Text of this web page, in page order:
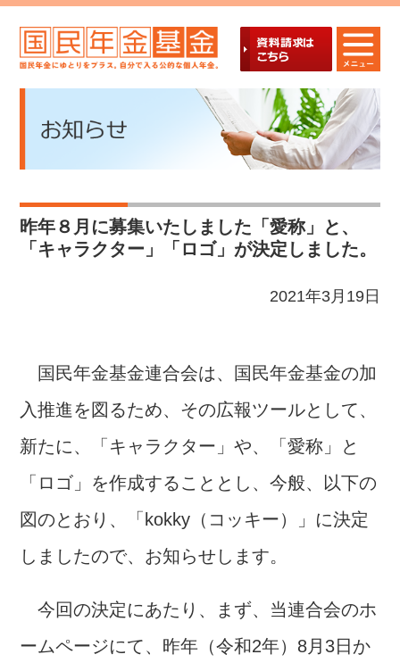
昨年８月に募集いたしました「愛称」と、
「キャラクター」「ロゴ」が決定しました。
2021年3月19日
国民年金基金連合会は、国民年金基金の加
入推進を図るため、その広報ツールとして、
新たに、「キャラクター」や、「愛称」と
「ロゴ」を作成することとし、今般、以下の
図のとおり、「kokky（コッキー）」に決定
しましたので、お知らせします。
今回の決定にあたり、まず、当連合会のホ
ームページにて、昨年（令和2年）8月3日か